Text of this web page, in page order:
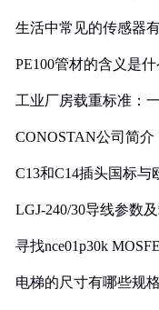
生活中常见的传感器
PE100管材的含义是什
工业厂房载重标准：
CONOSTAN公司简介
C13和C14插头国标
LGJ-240/30导线参数
寻找nce01p30k
电梯的尺寸有哪些规格